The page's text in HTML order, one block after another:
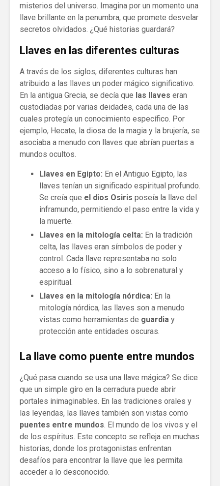
misterios del universo. Imagina por un momento una
llave brillante en la penumbra, que promete desvelar
secretos olvidados. ¿Qué historias guardará?
Llaves en las diferentes culturas
A través de los siglos, diferentes culturas han
atribuido a las llaves un poder mágico significativo.
En la antigua Grecia, se decía que las llaves eran
custodiadas por varias deidades, cada una de las
cuales protegía un conocimiento específico. Por
ejemplo, Hecate, la diosa de la magia y la brujería, se
asociaba a menudo con llaves que abrían puertas a
mundos ocultos.
Llaves en Egipto: En el Antiguo Egipto, las
llaves tenían un significado espiritual profundo.
Se creía que el dios Osiris poseía la llave del
inframundo, permitiendo el paso entre la vida y
la muerte.
Llaves en la mitología celta: En la tradición
celta, las llaves eran símbolos de poder y
control. Cada llave representaba no solo
acceso a lo físico, sino a lo sobrenatural y
espiritual.
Llaves en la mitología nórdica: En la
mitología nórdica, las llaves son a menudo
vistas como herramientas de guardia y
protección ante entidades oscuras.
La llave como puente entre mundos
¿Qué pasa cuando se usa una llave mágica? Se dice
que un simple giro en la cerradura puede abrir
portales inimaginables. En las tradiciones orales y
las leyendas, las llaves también son vistas como
puentes entre mundos . El mundo de los vivos y el
de los espíritus. Este concepto se refleja en muchas
historias, donde los protagonistas enfrentan
desafíos para encontrar la llave que les permita
acceder a lo desconocido.